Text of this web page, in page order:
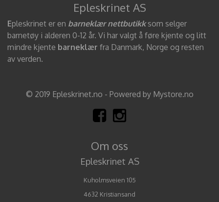
Epleskrinet AS
Epleskrinet er en barneklær nettbutikksom selger
barnetøy i alderen 0-12 år. Vi har valgt å føre kjente og litt
mindre kjente barneklær fra Danmark, Norge og resten
av verden.
© 2019 Epleskrinet.no - Powered by Mystore.no
Om oss
Epleskrinet AS
Kuholmsveien 105
4632 Kristiansand